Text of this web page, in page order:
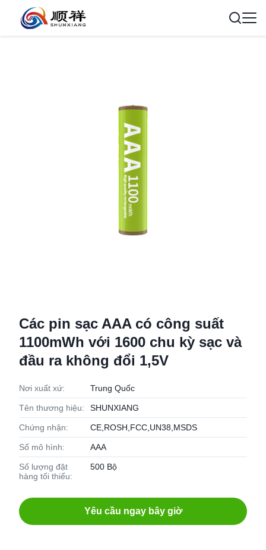
Các pin sạc AAA có công suất
1100mWh với 1600 chu kỳ sạc và
đầu ra không đổi 1,5V
Nơi xuất xứ: Trung Quốc
Tên thương hiệu: SHUNXIANG
Chứng nhận: CE,ROSH,FCC,UN38,MSDS
Số mô hình: AAA
Số lượng đặt
hàng tối thiểu:
500 Bộ
Yêu cầu ngay bây giờ